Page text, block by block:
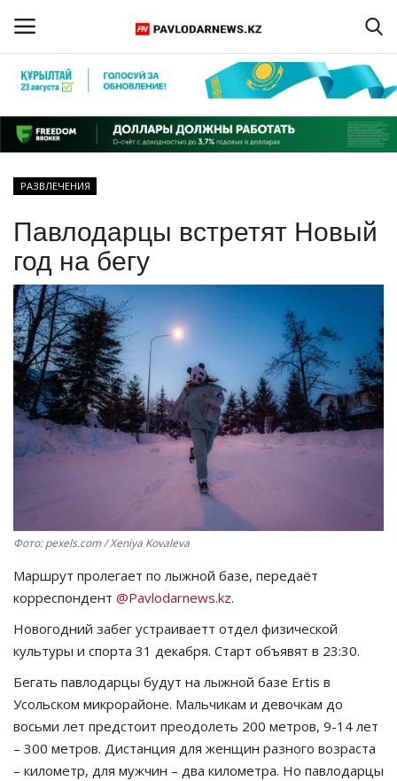
Регистрация
Главная
ПАВЛОДАРСКАЯ ОБЛАСТЬ
КАЗАХСТАН
МИР
СПЕЦПРОЕКТЫ
СПОРТ
Курултай
Язык
Қазақша Русский
РАЗВЛЕЧЕНИЯ
Павлодарцы встретят Новый
год на бегу
Фото: pexels.com / Xeniya Kovaleva
Маршрут пролегает по лыжной базе, передаёт
корреспондент @Pavlodarnews.kz.
Новогодний забег устраиваетт отдел физической
культуры и спорта 31 декабря. Старт объявят в 23:30.
Бегать павлодарцы будут на лыжной базе Ertis в
Усольском микрорайоне. Мальчикам и девочкам до
восьми лет предстоит преодолеть 200 метров, 9-14 лет
– 300 метров. Дистанция для женщин разного возраста
– километр, для мужчин – два километра. Но павлодарцы